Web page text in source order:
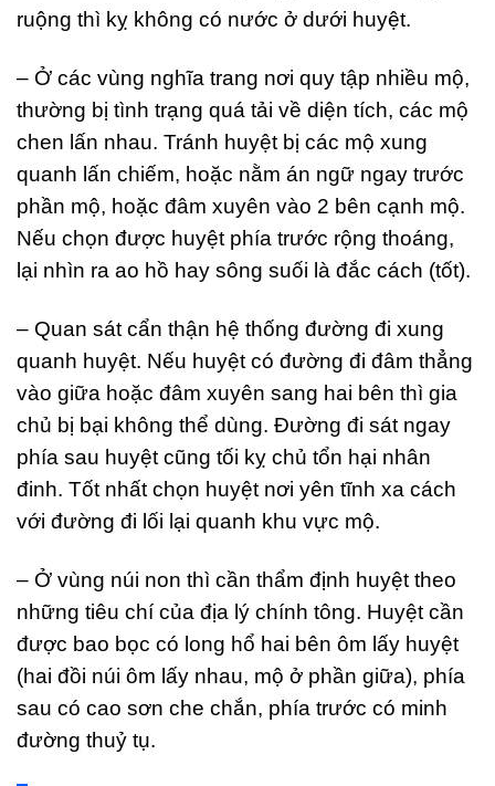
ruộng thì kỵ không có nước ở dưới huyệt.
– Ở các vùng nghĩa trang nơi quy tập nhiều mộ,
thường bị tình trạng quá tải về diện tích, các mộ
chen lấn nhau. Tránh huyệt bị các mộ xung
quanh lấn chiếm, hoặc nằm án ngữ ngay trước
phần mộ, hoặc đâm xuyên vào 2 bên cạnh mộ.
Nếu chọn được huyệt phía trước rộng thoáng,
lại nhìn ra ao hồ hay sông suối là đắc cách (tốt).
– Quan sát cẩn thận hệ thống đường đi xung
quanh huyệt. Nếu huyệt có đường đi đâm thẳng
vào giữa hoặc đâm xuyên sang hai bên thì gia
chủ bị bại không thể dùng. Đường đi sát ngay
phía sau huyệt cũng tối kỵ chủ tổn hại nhân
đinh. Tốt nhất chọn huyệt nơi yên tĩnh xa cách
với đường đi lối lại quanh khu vực mộ.
– Ở vùng núi non thì cần thẩm định huyệt theo
những tiêu chí của địa lý chính tông. Huyệt cần
được bao bọc có long hổ hai bên ôm lấy huyệt
(hai đồi núi ôm lấy nhau, mộ ở phần giữa), phía
sau có cao sơn che chắn, phía trước có minh
đường thuỷ tụ.